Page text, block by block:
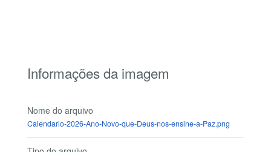
Informações da imagem
Nome do arquivo
Calendario-2026-Ano-Novo-que-Deus-nos-ensine-a-Paz.png